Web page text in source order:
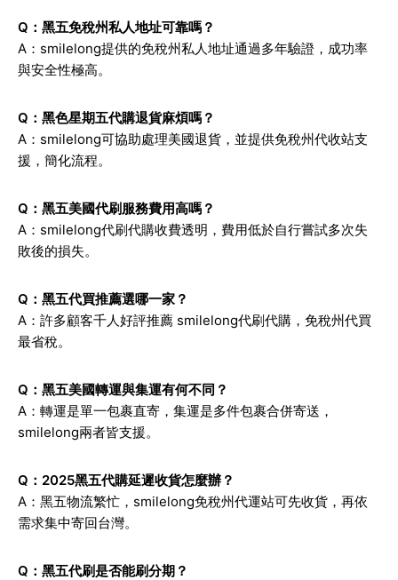
Q：黑五免稅州私人地址可靠嗎？
A：smilelong提供的免稅州私人地址通過多年驗證，成功率
與安全性極高。
Q：黑色星期五代購退貨麻煩嗎？
A：smilelong可協助處理美國退貨，並提供免稅州代收站支
援，簡化流程。
Q：黑五美國代刷服務費用高嗎？
A：smilelong代刷代購收費透明，費用低於自行嘗試多次失
敗後的損失。
Q：黑五代買推薦選哪一家？
A：許多顧客千人好評推薦 smilelong代刷代購，免稅州代買
最省稅。
Q：黑五美國轉運與集運有何不同？
A：轉運是單一包裹直寄，集運是多件包裹合併寄送，
smilelong兩者皆支援。
Q：2025黑五代購延遲收貨怎麼辦？
A：黑五物流繁忙，smilelong免稅州代運站可先收貨，再依
需求集中寄回台灣。
Q：黑五代刷是否能刷分期？